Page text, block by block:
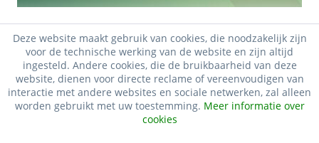
Deze website maakt gebruik van cookies, die noodzakelijk zijn
voor de technische werking van de website en zijn altijd
ingesteld. Andere cookies, die de bruikbaarheid van deze
website, dienen voor directe reclame of vereenvoudigen van
interactie met andere websites en sociale netwerken, zal alleen
worden gebruikt met uw toestemming. Meer informatie over
cookies